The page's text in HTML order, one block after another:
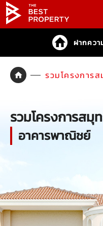
ฝากคว
รวมโครงการ
รวมโครงการสมุ
อาคารพาณิชย์